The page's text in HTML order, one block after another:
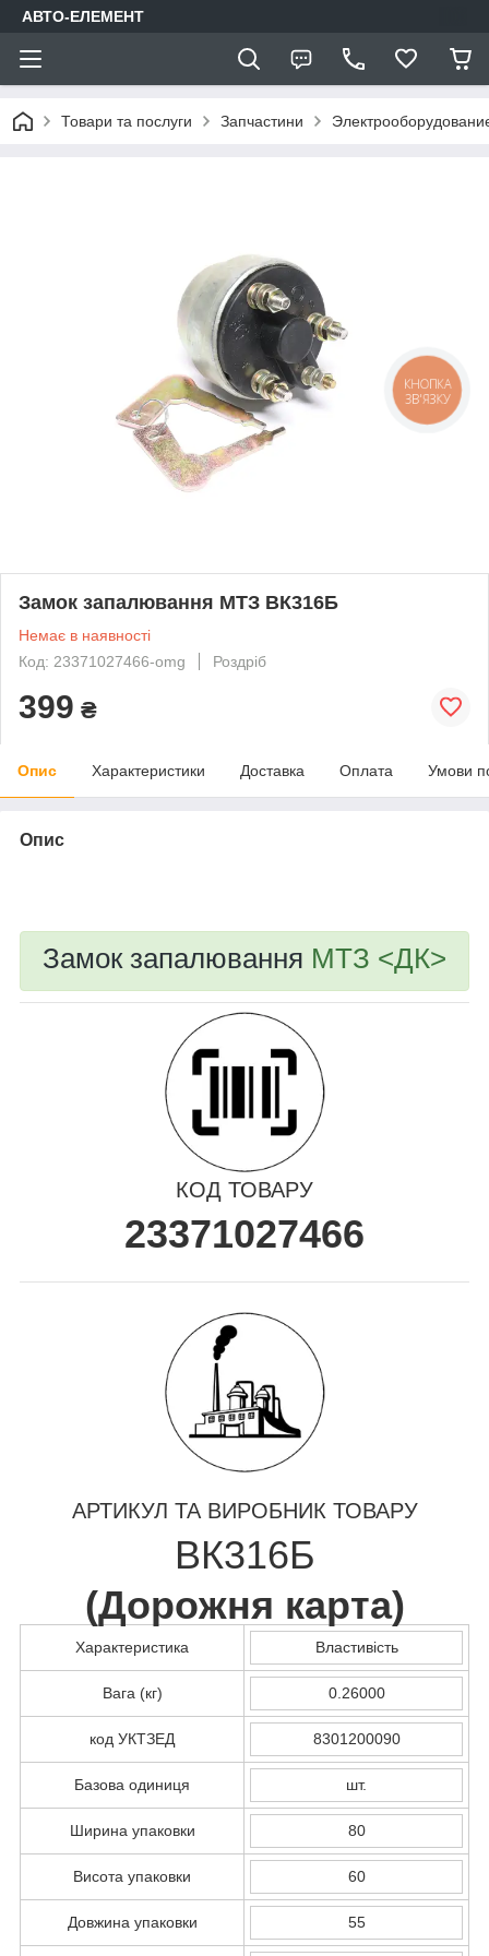
АВТО-ЕЛЕМЕНТ
Товари та послуги Запчастини
Замок запалювання МТЗ ВК316Б
Немає в наявності
Код: 23371027466-omg
Роздріб
399 ₴
Опис Характеристики Доставка Оплата Умови
Опис
Замок запалювання МТЗ <ДК>
КОД ТОВАРУ
23371027466
АРТИКУЛ ТА ВИРОБНИК ТОВАРУ
ВК316Б
(Дорожня карта)
Характеристика Властивість
Вага (кг) 0.26000
код УКТЗЕД 8301200090
Базова одиниця шт.
Ширина упаковки 80
Висота упаковки 60
Довжина упаковки 55
КНОПКА
ЗВ'ЯЗКУ